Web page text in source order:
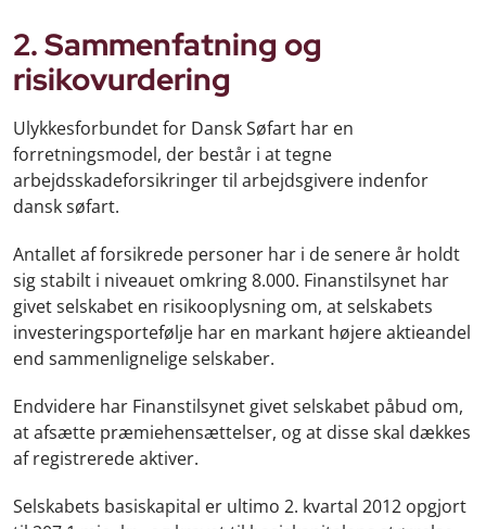
2. Sammenfatning og
risikovurdering
Ulykkesforbundet for Dansk Søfart har en
forretningsmodel, der består i at tegne
arbejdsskadeforsikringer til arbejdsgivere indenfor
dansk søfart.
Antallet af forsikrede personer har i de senere år holdt
sig stabilt i niveauet omkring 8.000. Finanstilsynet har
givet selskabet en risikooplysning om, at selskabets
investeringsportefølje har en markant højere aktieandel
end sammenlignelige selskaber.
Endvidere har Finanstilsynet givet selskabet påbud om,
at afsætte præmiehensættelser, og at disse skal dækkes
af registrerede aktiver.
Selskabets basiskapital er ultimo 2. kvartal 2012 opgjort